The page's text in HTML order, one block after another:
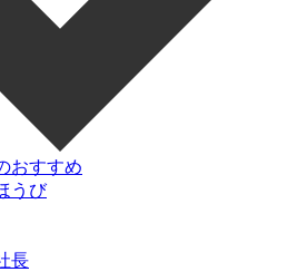
おすすめ
うび
長